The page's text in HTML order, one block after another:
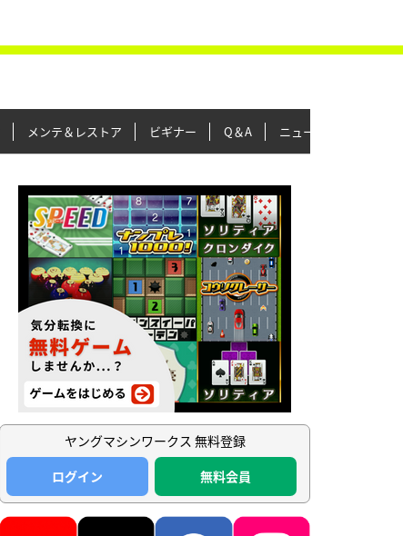
メンテ＆レストア ビギナー Q＆A ニュース＆トピックス
ヤングマシンワークス 無料登録
ログイン
無料会員